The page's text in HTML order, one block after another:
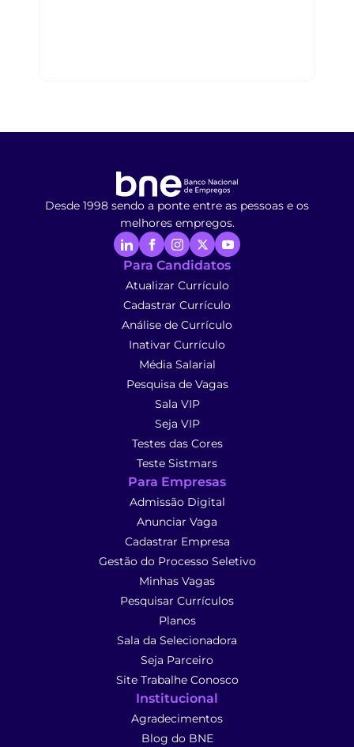
Desde 1998 sendo a ponte entre as pessoas e os
melhores empregos.
Para Candidatos
Atualizar Currículo
Cadastrar Currículo
Análise de Currículo
Inativar Currículo
Média Salarial
Pesquisa de Vagas
Sala VIP
Seja VIP
Testes das Cores
Teste Sistmars
Para Empresas
Admissão Digital
Anunciar Vaga
Cadastrar Empresa
Gestão do Processo Seletivo
Minhas Vagas
Pesquisar Currículos
Planos
Sala da Selecionadora
Seja Parceiro
Site Trabalhe Conosco
Institucional
Agradecimentos
Blog do BNE